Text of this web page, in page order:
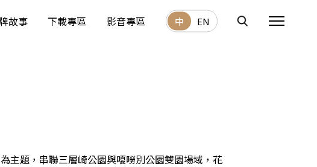
故事 下載專區 影音專區 中 EN
主題，串聯三層崎公園與嗄嘮別公園雙園場域，花